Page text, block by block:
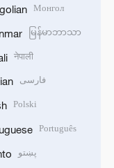
Монгол
မြန်မာဘာသာ
नेपाली
فارسی
Polski
Português
پښتو